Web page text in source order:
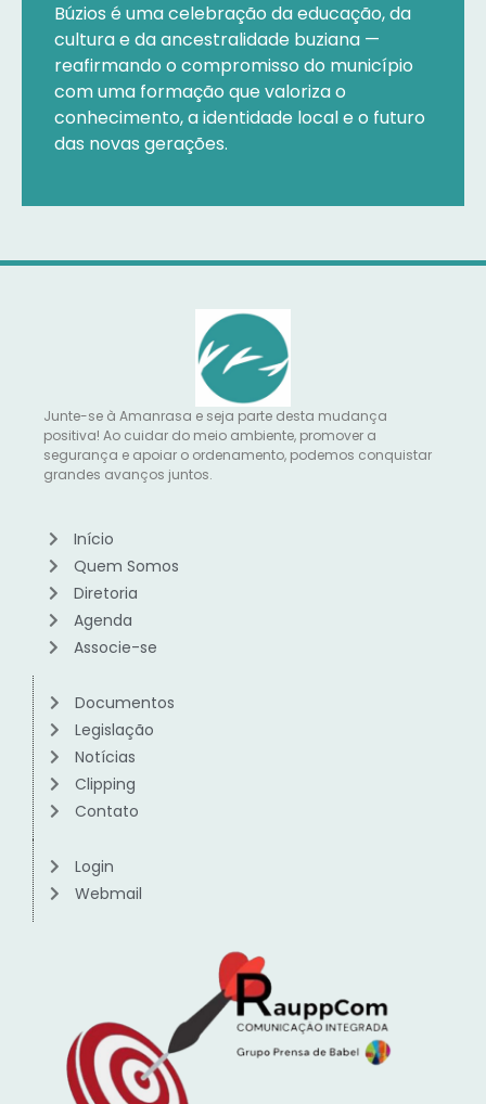
Búzios é uma celebração da educação, da
cultura e da ancestralidade buziana —
reafirmando o compromisso do município
com uma formação que valoriza o
conhecimento, a identidade local e o futuro
das novas gerações.
Junte-se à Amanrasa e seja parte desta mudança
positiva! Ao cuidar do meio ambiente, promover a
segurança e apoiar o ordenamento, podemos conquistar
grandes avanços juntos.
Início
Quem Somos
Diretoria
Agenda
Associe-se
Documentos
Legislação
Notícias
Clipping
Contato
Login
Webmail